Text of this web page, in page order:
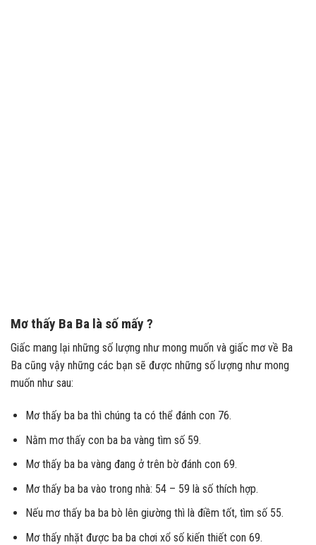
Mơ thấy Ba Ba là số mấy ?
Giấc mang lại những số lượng như mong muốn và giấc mơ về Ba
Ba cũng vậy những các bạn sẽ được những số lượng như mong
muốn như sau:
Mơ thấy ba ba thì chúng ta có thể đánh con 76.
Nằm mơ thấy con ba ba vàng tìm số 59.
Mơ thấy ba ba vàng đang ở trên bờ đánh con 69.
Mơ thấy ba ba vào trong nhà: 54 – 59 là số thích hợp.
Nếu mơ thấy ba ba bò lên giường thì là điềm tốt, tìm số 55.
Mơ thấy nhặt được ba ba chơi xổ số kiến thiết con 69.